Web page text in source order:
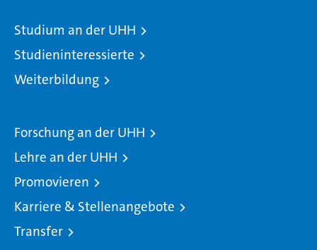
Studium an der UHH
Studieninteressierte
Weiterbildung
Forschung an der UHH
Lehre an der UHH
Promovieren
Karriere & Stellenangebote
Transfer